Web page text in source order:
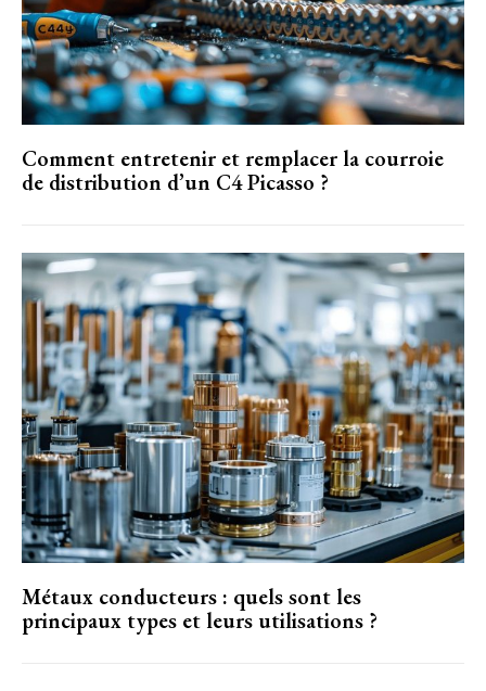
Comment entretenir et remplacer la courroie
de distribution d’un C4 Picasso ?
Métaux conducteurs : quels sont les
principaux types et leurs utilisations ?